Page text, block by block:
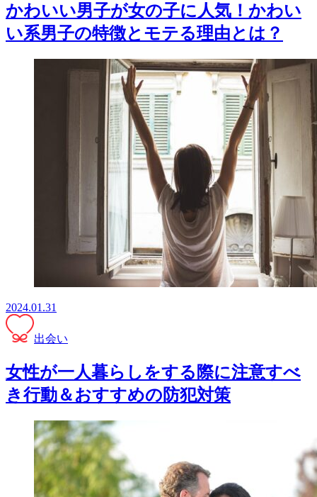
かわいい男子が女の子に人気！かわい
い系男子の特徴とモテる理由とは？
2024.01.31
出会い
女性が一人暮らしをする際に注意すべ
き行動＆おすすめの防犯対策